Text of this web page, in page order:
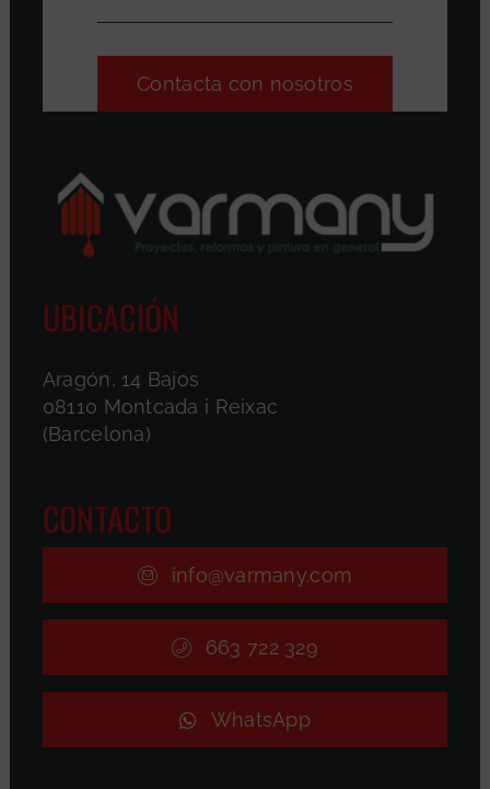
Contacta con nosotros
UBICACIÓN
Aragón, 14 Bajos
08110 Montcada i Reixac
(Barcelona)
CONTACTO
info@varmany.com
663 722 329
WhatsApp